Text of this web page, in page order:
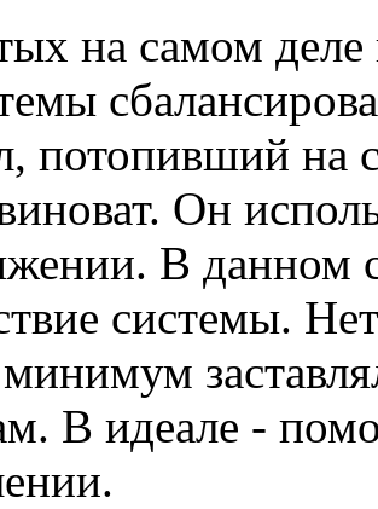
на самом
потопивший на
Он
В данном
системы.
В идеале -